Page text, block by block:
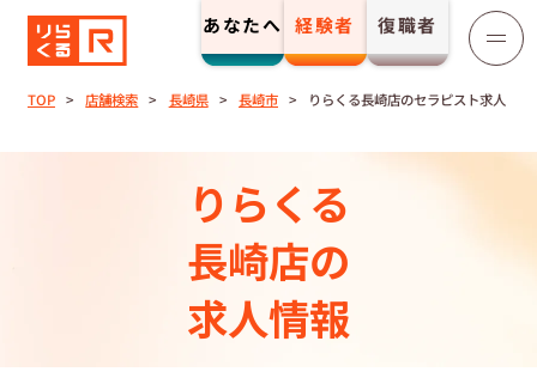
あなたへ 経験者 復職者
りらくる
セラピスト募集
TOP
セラピストストーリー⼀覧
収⼊とサポート
TOP 店舗検索 長崎県 長崎市 りらくる長崎店のセラピスト求人
りらくる
長崎店の
求人情報